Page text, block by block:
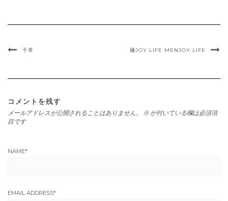
千草 麺JOY LIFE MENJOY LIFE
コメントを残す
メールアドレスが公開されることはありません。 ※ が付いている欄は必須項
目です
NAME*
EMAIL ADDRESS*